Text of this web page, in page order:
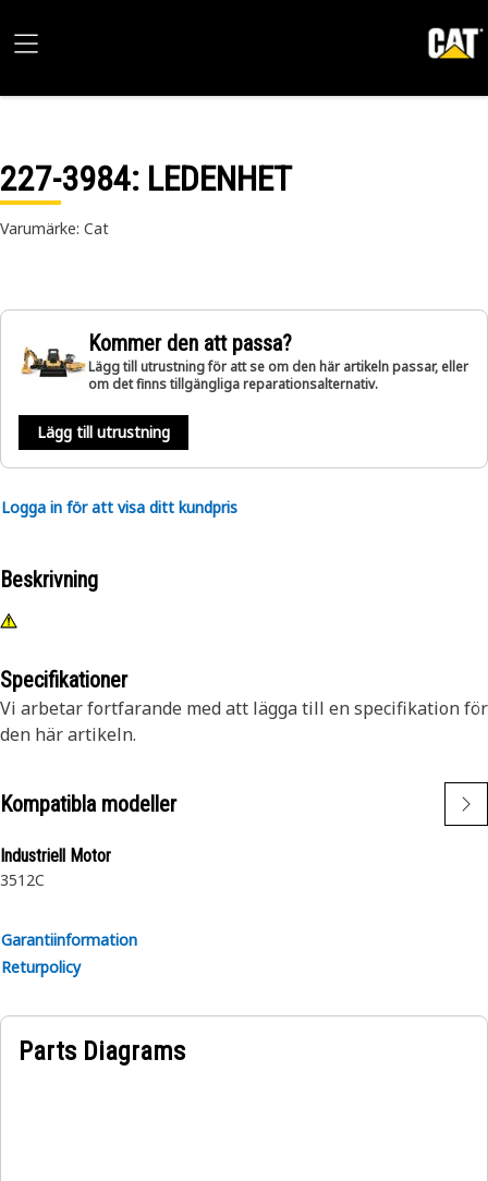
227-3984: LEDENHET
Varumärke: Cat
Kommer den att passa?
Lägg till utrustning för att se om den här artikeln passar, eller
om det finns tillgängliga reparationsalternativ.
Lägg till utrustning
Logga in för att visa ditt kundpris
Beskrivning
Specifikationer
Vi arbetar fortfarande med att lägga till en specifikation för
den här artikeln.
Kompatibla modeller
Industriell Motor
3512C
Garantiinformation
Returpolicy
Parts Diagrams